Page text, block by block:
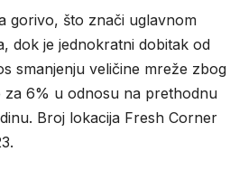
gorivo, što znači uglavnom
dok je jednokratni dobitak od
smanjenju veličine mreže zbog
za 6% u odnosu na prethodnu
Broj lokacija Fresh Corner